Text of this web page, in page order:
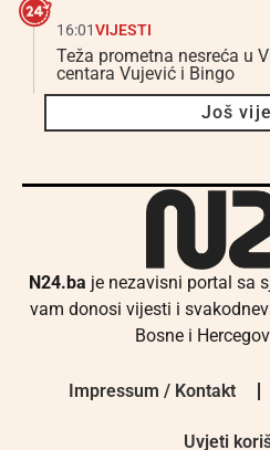
16:01VIJESTI
Teža prometna nesreća u
centara Vujević i Bingo
Još
N24.ba je nezavisni portal sa
vam donosi vijesti i
Bosne i
Impressum / Kontakt
Uvjeti